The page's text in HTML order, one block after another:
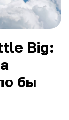
Big:
бы